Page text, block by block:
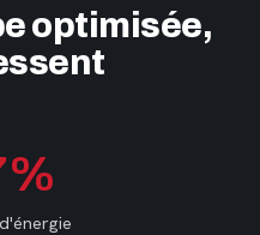
optimisée,